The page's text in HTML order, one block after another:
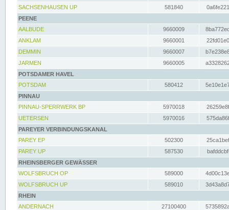
SACHSENHAUSEN UP
581840
PEENE
AALBUDE
9660009
ANKLAM
9660001
DEMMIN
9660007
JARMEN
9660005
POTSDAMER HAVEL
POTSDAM
580412
PINNAU
PINNAU-SPERRWERK BP
5970018
UETERSEN
5970016
PAREYER VERBINDUNGSKANAL
PAREY EP
502300
PAREY UP
587530
RHEINSBERGER GEWÄSSER
WOLFSBRUCH OP
589000
WOLFSBRUCH UP
589010
RHEIN
ANDERNACH
27100400